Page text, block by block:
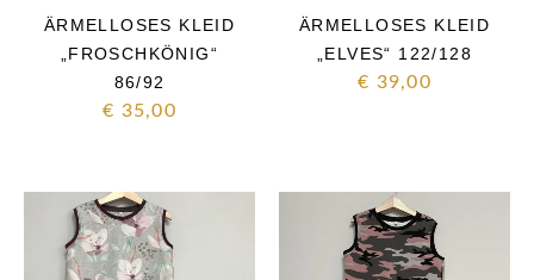
ÄRMELLOSES KLEID
„FROSCHKÖNIG“
86/92
€ 35,00
ÄRMELLOSES KLEID
„ELVES“ 122/128
€ 39,00